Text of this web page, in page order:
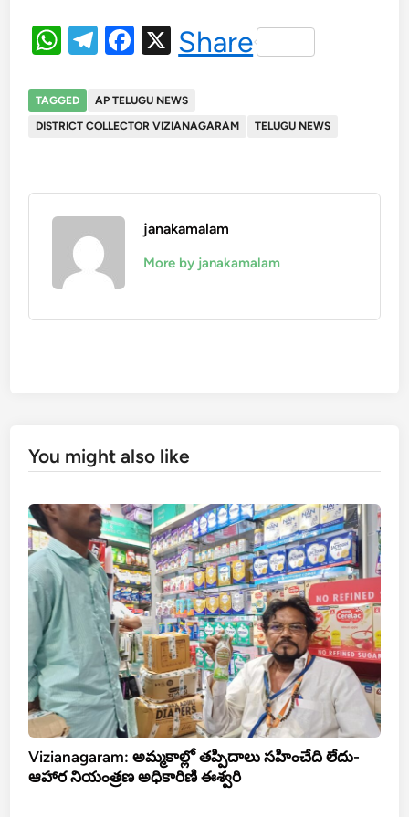
WhatsApp
Telegram
Facebook
X
Share
TAGGED
AP TELUGU NEWS
DISTRICT COLLECTOR VIZIANAGARAM
TELUGU NEWS
janakamalam
More by janakamalam
You might also like
Vizianagaram: అమ్మకాల్లో తప్పిదాలు సహించేది లేదు-
ఆహార నియంత్రణ అధికారిణి ఈశ్వరి